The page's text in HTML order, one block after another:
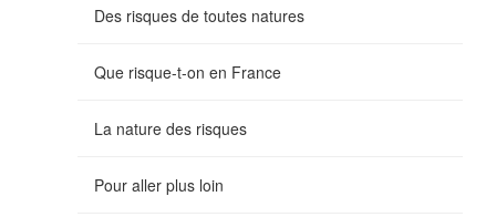
Des risques de toutes natures
Que risque-t-on en France
La nature des risques
Pour aller plus loin